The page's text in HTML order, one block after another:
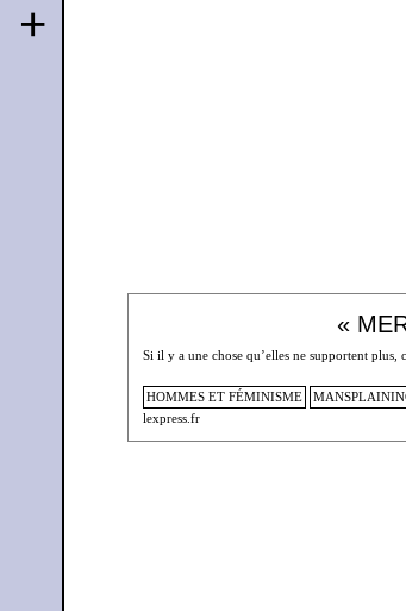
+
«
Si il y a une chose qu’elles ne supportent
HOMMES ET FÉMINISME
lexpress.fr